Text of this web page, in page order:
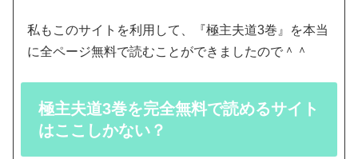
私もこのサイトを利用して、『極主夫道3巻』を本当
に全ページ無料で読むことができましたので＾＾
極主夫道3巻を完全無料で読めるサイト
はここしかない？